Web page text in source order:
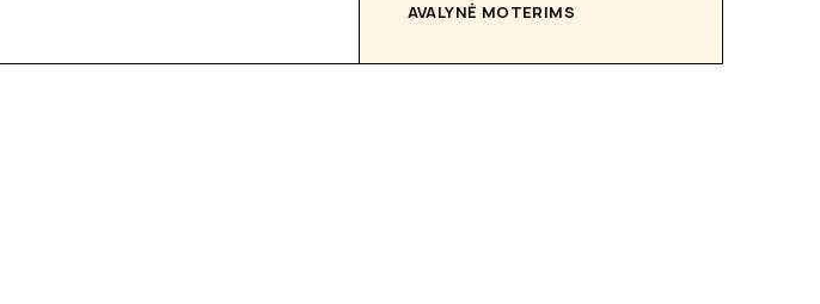
AVALYNĖ MOTERIMS